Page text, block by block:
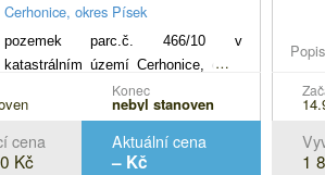
Cerhonice, okres Písek
pozemek parc.č. 466/10 v
katastrálním území Cerhonice, obec
Cerhonice, včetně všech součástí a
příslušenství
cena
Kč
Aktuální cena
– Kč
Konec
nebyl stanoven
Popis
1